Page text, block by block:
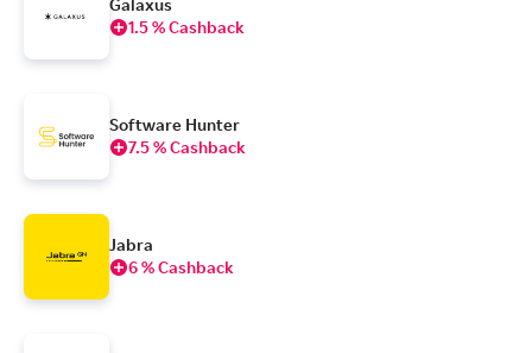
Galaxus
1.5 % Cashback
Software Hunter
7.5 % Cashback
Jabra
6 % Cashback